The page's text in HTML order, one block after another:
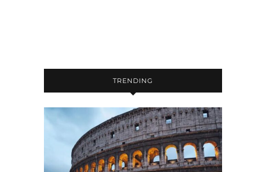
TRENDING